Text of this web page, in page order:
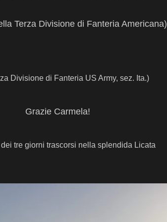
Terza Divisione di Fanteria Americana)
Divisione di Fanteria US Army, sez. Ita.)
Grazie Carmela!
tre giorni trascorsi nella splendida Licata